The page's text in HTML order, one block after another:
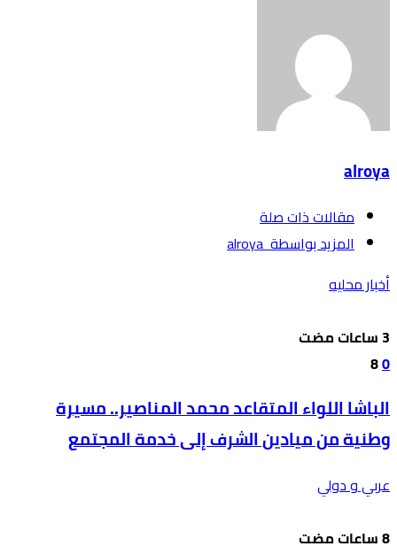
alroya
‫مقالات ذات صلة‬
‫‫المزيد بواسطة‬ ‬ alroya
أخبار محليه
0
8
الباشا اللواء المتقاعد محمد المناصير.. مسيرة
وطنية من ميادين الشرف إلى خدمة المجتمع
عربي و دولي